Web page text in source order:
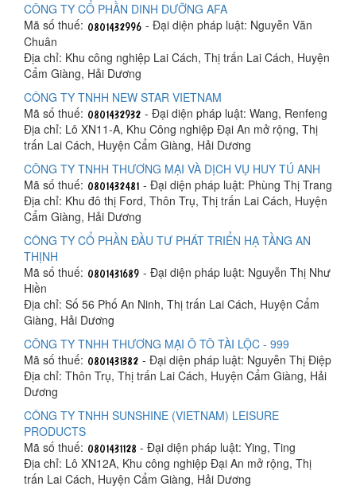
CÔNG TY CỔ PHẦN DINH DƯỠNG AFA
Mã số thuế:
- Đại diện pháp luật: Nguyễn Văn
Chuân
Địa chỉ: Khu công nghiệp Lai Cách, Thị trấn Lai Cách, Huyện
Cẩm Giàng, Hải Dương
CÔNG TY TNHH NEW STAR VIETNAM
Mã số thuế:
- Đại diện pháp luật: Wang, Renfeng
Địa chỉ: Lô XN11-A, Khu Công nghiệp Đại An mở rộng, Thị
trấn Lai Cách, Huyện Cẩm Giàng, Hải Dương
CÔNG TY TNHH THƯƠNG MẠI VÀ DỊCH VỤ HUY TÚ ANH
Mã số thuế:
- Đại diện pháp luật: Phùng Thị Trang
Địa chỉ: Khu đô thị Ford, Thôn Trụ, Thị trấn Lai Cách, Huyện
Cẩm Giàng, Hải Dương
CÔNG TY CỔ PHẦN ĐẦU TƯ PHÁT TRIỂN HẠ TẦNG AN
THỊNH
Mã số thuế:
- Đại diện pháp luật: Nguyễn Thị Như
Hiền
Địa chỉ: Số 56 Phố An Ninh, Thị trấn Lai Cách, Huyện Cẩm
Giàng, Hải Dương
CÔNG TY TNHH THƯƠNG MẠI Ô TÔ TÀI LỘC - 999
Mã số thuế:
- Đại diện pháp luật: Nguyễn Thị Điệp
Địa chỉ: Thôn Trụ, Thị trấn Lai Cách, Huyện Cẩm Giàng, Hải
Dương
CÔNG TY TNHH SUNSHINE (VIETNAM) LEISURE
PRODUCTS
Mã số thuế:
- Đại diện pháp luật: Ying, Ting
Địa chỉ: Lô XN12A, Khu công nghiệp Đại An mở rộng, Thị
trấn Lai Cách, Huyện Cẩm Giàng, Hải Dương